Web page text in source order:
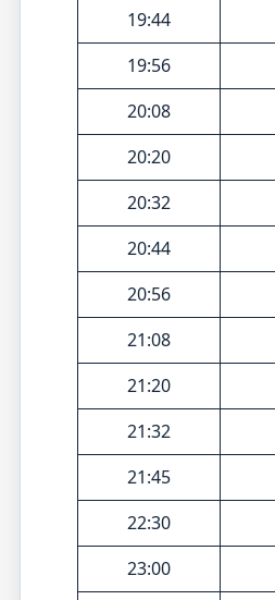
19:44
19:56
20:08
20:20
20:32
20:44
20:56
21:08
21:20
21:32
21:45
22:30
23:00